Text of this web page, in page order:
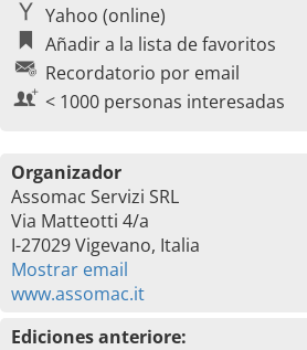
Yahoo (online)
Añadir a la lista de favoritos
Recordatorio por email
< 1000 personas interesadas
Organizador
Assomac Servizi SRL
Via Matteotti 4/a
I-27029 Vigevano, Italia
Mostrar email
www.assomac.it
Ediciones anteriore: